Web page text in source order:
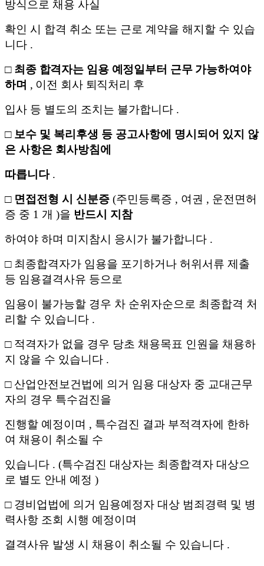
방식으로 채용 사실
확인 시 합격 취소 또는 근로 계약을 해지할 수 있습
니다 .
□ 최종 합격자는 임용 예정일부터 근무 가능하여야
하며 , 이전 회사 퇴직처리 후
입사 등 별도의 조치는 불가합니다 .
□ 보수 및 복리후생 등 공고사항에 명시되어 있지 않
은 사항은 회사방침에
따릅니다 .
□ 면접전형 시 신분증 (주민등록증 , 여권 , 운전면허
증 중 1 개 )을 반드시 지참
하여야 하며 미지참시 응시가 불가합니다 .
□ 최종합격자가 임용을 포기하거나 허위서류 제출
등 임용결격사유 등으로
임용이 불가능할 경우 차 순위자순으로 최종합격 처
리할 수 있습니다 .
□ 적격자가 없을 경우 당초 채용목표 인원을 채용하
지 않을 수 있습니다 .
□ 산업안전보건법에 의거 임용 대상자 중 교대근무
자의 경우 특수검진을
진행할 예정이며 , 특수검진 결과 부적격자에 한하
여 채용이 취소될 수
있습니다 . (특수검진 대상자는 최종합격자 대상으
로 별도 안내 예정 )
□ 경비업법에 의거 임용예정자 대상 범죄경력 및 병
력사항 조회 시행 예정이며
결격사유 발생 시 채용이 취소될 수 있습니다 .